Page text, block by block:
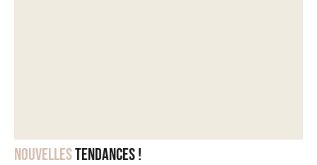
Nouvellestendances !